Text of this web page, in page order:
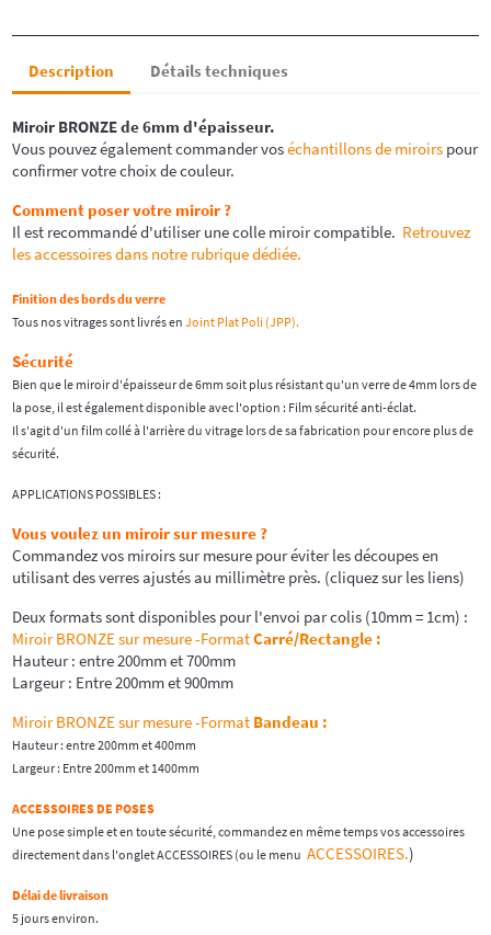
Description Détails techniques
Miroir BRONZEde 6mm d'épaisseur.
Vous pouvez également commander voséchantillons de miroirs pour
confirmer votre choix de couleur.
Comment poser votre miroir ?
Il est recommandé d'utiliser une colle miroir compatible. Retrouvez
les accessoires dans notre rubrique dédiée.
Finition des bords du verre
Tous nos vitrages sont livrés enJoint Plat Poli (JPP).
Sécurité
Bien que le miroir d'épaisseur de 6mm soit plus résistant qu'un verre de 4mm lors de
la pose, il est également disponible avec l'option : Film sécurité anti-éclat.
Il s'agit d'un film collé à l'arrière du vitrage lors de sa fabrication pour encore plus de
sécurité.
APPLICATIONS POSSIBLES :
Vous voulez un miroir sur mesure ?
Commandez vos miroirs sur mesure pour éviter les découpes en
utilisant des verres ajustés au millimètre près. (cliquez sur les liens)
Deux formats sont disponibles pour l'envoi par colis (10mm = 1cm) :
Miroir BRONZE sur mesure -FormatCarré/Rectangle :
Hauteur : entre 200mm et 700mm
Largeur : Entre 200mm et 900mm
Miroir BRONZE sur mesure -Format Bandeau :
Hauteur : entre 200mm et 400mm
Largeur : Entre 200mm et 1400mm
ACCESSOIRES DE POSES
Une pose simple et en toute sécurité, commandez en même temps vos accessoires
directement dans l'onglet ACCESSOIRES (ou le menu ACCESSOIRES.)
Délai de livraison
5 jours environ.